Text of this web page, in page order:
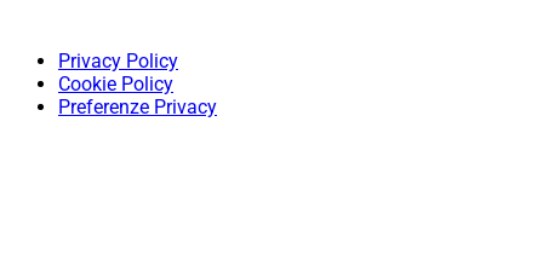
Privacy Policy
Cookie Policy
Preferenze Privacy